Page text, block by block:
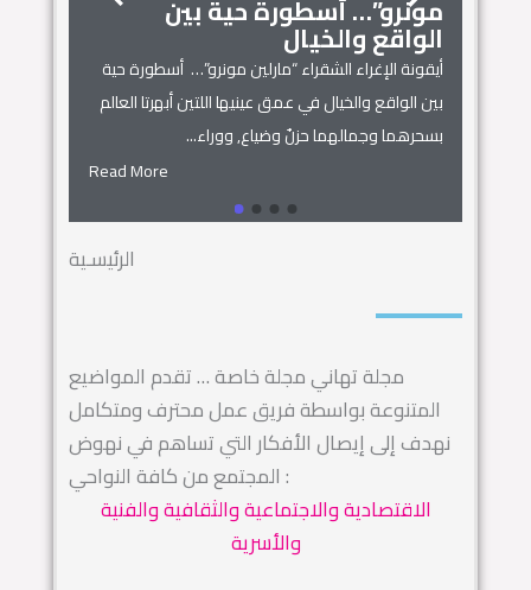
مونرو”… أسطورة حية بين
الواقع والخيال
أيقونة الإغراء الشقراء “مارلين مونرو”… أسطورة حية
بين الواقع والخيال في عمق عينيها اللتين أبهرتا العالم
بسحرهما وجمالهما حزنٌ وضياع, ووراء...
Read More
الرئيسـية
مجلة تهاني مجلة خاصة … تقدم المواضيع
المتنوعة بواسطة فريق عمل محترف ومتكامل
نهدف إلى إيصال الأفكار التي تساهم في نهوض
المجتمع من كافة النواحي :
الاقتصادية والاجتماعية والثقافية والفنية
والأسرية